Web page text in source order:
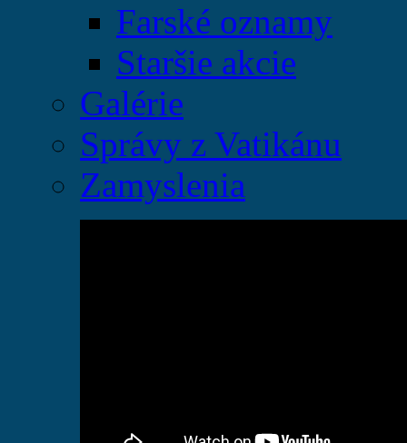
Farské oznamy
Staršie akcie
Galérie
Správy z Vatikánu
Zamyslenia